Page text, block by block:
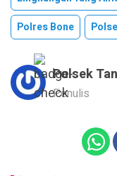
Polres Bone
Polsek
Penulis